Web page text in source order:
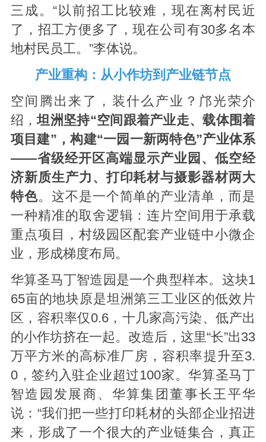
三成。“以前招工比较难，现在离村民近
了，招工方便多了，现在公司有30多名本
地村民员工。”李体说。
产业重构：从小作坊到产业链节点
空间腾出来了，装什么产业？邝光荣介
绍，坦洲坚持“空间跟着产业走、载体围着
项目建”，构建“一园一新两特色”产业体系
——省级经开区高端显示产业园、低空经
济新质生产力、打印耗材与摄影器材两大
特色。这不是一个简单的产业清单，而是
一种精准的取舍逻辑：连片空间用于承载
重点项目，村级园区配套产业链中小微企
业，形成梯度布局。
华算圣马丁智造园是一个典型样本。这块1
65亩的地块原是坦洲第三工业区的低效片
区，容积率仅0.6，十几家高污染、低产出
的小作坊挤在一起。改造后，这里“长”出33
万平方米的高标准厂房，容积率提升至3.
0，签约入驻企业超过100家。华算圣马丁
智造园发展商、华算集团董事长王平华
说：“我们把一些打印耗材的头部企业招进
来，形成了一个很大的产业链集合，真正